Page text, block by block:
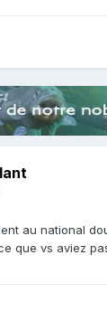
au national
que vs aviez